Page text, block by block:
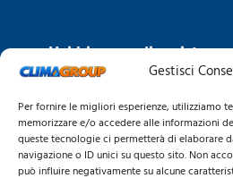
Gestisci
Per fornire le migliori esperienze, utilizziamo
memorizzare e/o accedere alle informazioni
queste tecnologie ci permetterà di elaborare
navigazione o ID unici su questo sito. Non
può influire negativamente su alcune
Hai bisogno di
provincia?
Chiama 06